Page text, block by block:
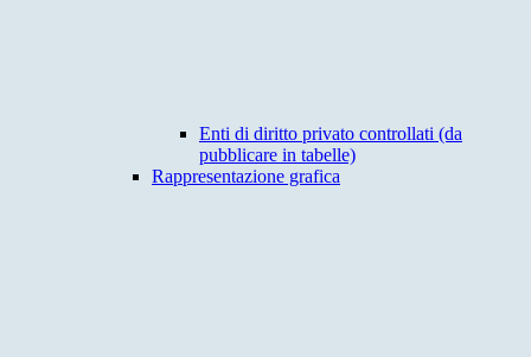
Enti di diritto privato controllati (da
pubblicare in tabelle)
Rappresentazione grafica